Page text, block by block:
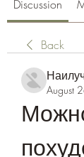
Discussion
Back
August